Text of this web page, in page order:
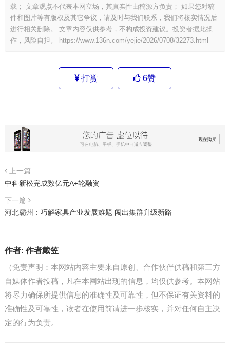
载； 文章观点不代表本网立场，其真实性由稿源方负责； 如果您对稿
件和图片等有版权及其它争议，请及时与我们联系，我们将核实情况后
进行相关删除。 文章内容仅供参考，不构成投资建议。投资者据此操
作，风险自担。
https://www.136n.com/yejie/2026/0708/32273.html
打赏 6赞
上一篇
中科新松完成数亿元A+轮融资
下一篇
河北霸州：巧解家具产业发展难题 闯出集群升级新路
作者: 作者戴笠
（免责声明：本网站内容主要来自原创、合作伙伴供稿和第三方
自媒体作者投稿，凡在本网站出现的信息，均仅供参考。本网站
将尽力确保所提供信息的准确性及可靠性，但不保证有关资料的
准确性及可靠性，读者在使用前请进一步核实，并对任何自主决
定的行为负责。